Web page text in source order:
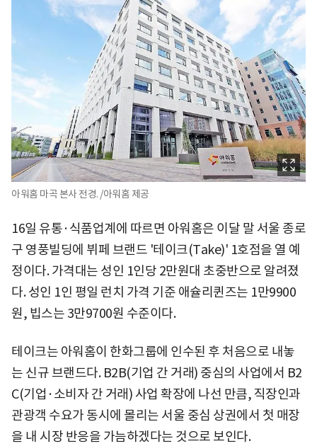
아워홈 마곡 본사 전경. /아워홈 제공
16일 유통·식품업계에 따르면 아워홈은 이달 말 서울 종로
구 영풍빌딩에 뷔페 브랜드 '테이크(Take)' 1호점을 열 예
정이다. 가격대는 성인 1인당 2만원대 초중반으로 알려졌
다. 성인 1인 평일 런치 가격 기준 애슐리퀸즈는 1만9900
원, 빕스는 3만9700원 수준이다.
테이크는 아워홈이 한화그룹에 인수된 후 처음으로 내놓
는 신규 브랜드다. B2B(기업 간 거래) 중심의 사업에서 B2
C(기업·소비자 간 거래) 사업 확장에 나선 만큼, 직장인과
관광객 수요가 동시에 몰리는 서울 중심 상권에서 첫 매장
을 내 시장 반응을 가늠하겠다는 것으로 보인다.